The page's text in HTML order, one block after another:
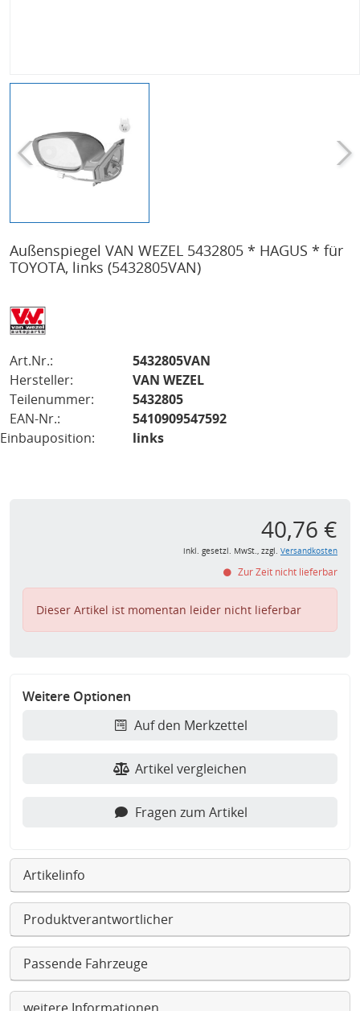
Außenspiegel VAN WEZEL 5432805 * HAGUS * für
TOYOTA, links (5432805VAN)
Art.Nr.:
5432805VAN
Hersteller:
VAN WEZEL
Teilenummer:
5432805
EAN-Nr.:
5410909547592
Einbauposition:
links
40,76 €
inkl. gesetzl. MwSt., zzgl. Versandkosten
Zur Zeit nicht lieferbar
Dieser Artikel ist momentan leider nicht lieferbar
Weitere Optionen
Auf den Merkzettel
Artikel vergleichen
Fragen zum Artikel
Artikelinfo
Produktverantwortlicher
Passende Fahrzeuge